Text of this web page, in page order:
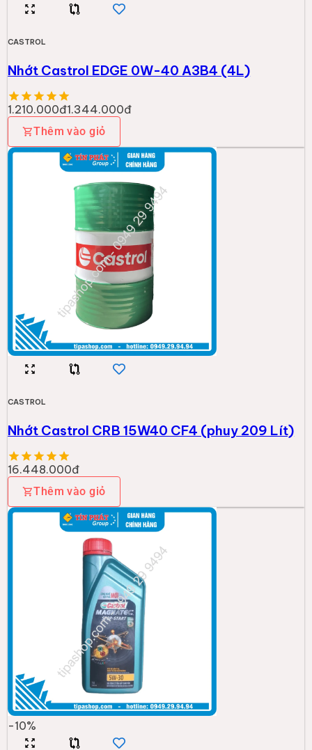
CASTROL
Nhớt Castrol EDGE 0W-40 A3B4 (4L)
1.210.000đ1.344.000đ
Thêm vào giỏ
CASTROL
Nhớt Castrol CRB 15W40 CF4 (phuy 209 Lít)
16.448.000đ
Thêm vào giỏ
-10%